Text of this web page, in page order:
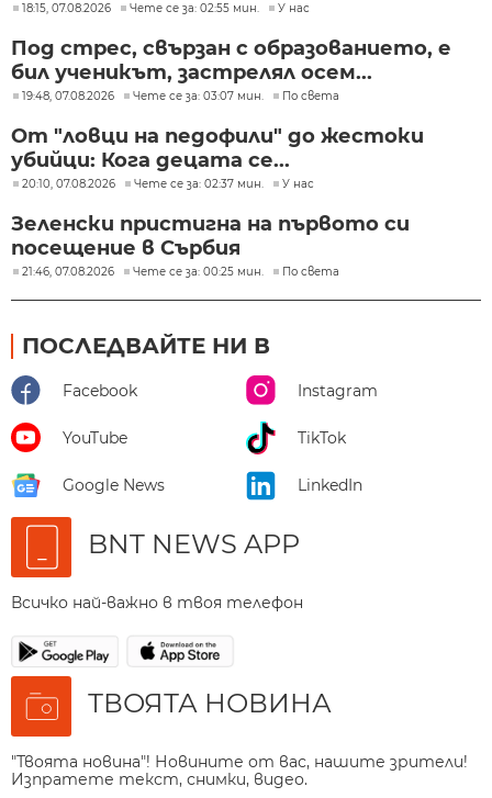
18:15, 07.08.2026 Чете се за: 02:55 мин. У нас
Под стрес, свързан с образованието, е
бил ученикът, застрелял осем...
19:48, 07.08.2026 Чете се за: 03:07 мин. По света
От "ловци на педофили" до жестоки
убийци: Кога децата се...
20:10, 07.08.2026 Чете се за: 02:37 мин. У нас
Зеленски пристигна на първото си
посещение в Сърбия
21:46, 07.08.2026 Чете се за: 00:25 мин. По света
ПОСЛЕДВАЙТЕ НИ В
Facebook Instagram
YouTube TikTok
Google News LinkedIn
BNT NEWS APP
Всичко най-важно в твоя телефон
ТВОЯТА НОВИНА
"Твоята новина"! Новините от вас, нашите зрители!
Изпратете текст, снимки, видео.